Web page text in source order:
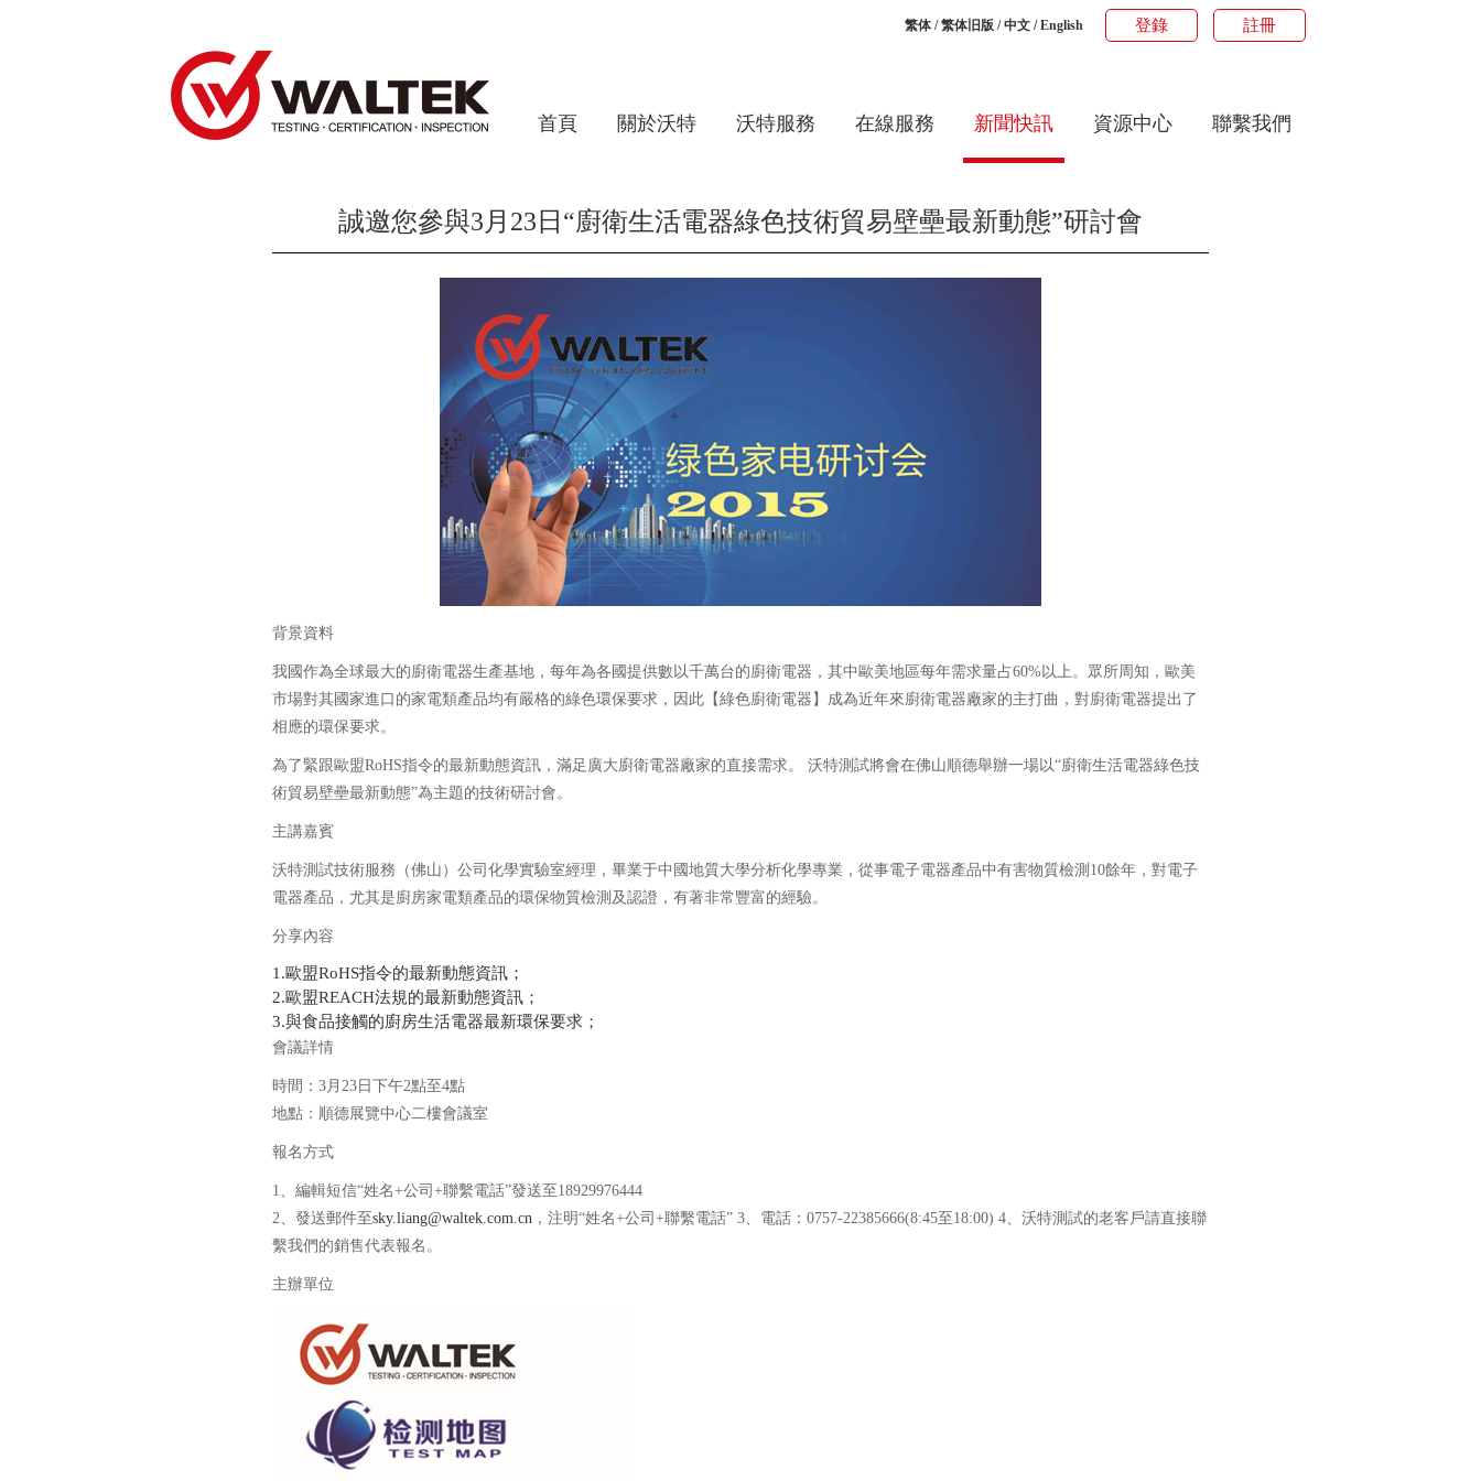
登錄 註冊
繁体/繁体旧版/中文/English
首頁 關於沃特 沃特服務 在線服務 新聞快訊 資源中心 聯繫我們
誠邀您參與3月23日“廚衛生活電器綠色技術貿易壁壘最新動態”研討會
背景資料
我國作為全球最大的廚衛電器生產基地，每年為各國提供數以千萬台的廚衛電器，其中歐美地區每年需求量占60%以上。眾所周知，歐美
市場對其國家進口的家電類產品均有嚴格的綠色環保要求，因此【綠色廚衛電器】成為近年來廚衛電器廠家的主打曲，對廚衛電器提出了
相應的環保要求。
為了緊跟歐盟RoHS指令的最新動態資訊，滿足廣大廚衛電器廠家的直接需求。 沃特測試將會在佛山順德舉辦一場以“廚衛生活電器綠色技
術貿易壁壘最新動態”為主題的技術研討會。
主講嘉賓
沃特測試技術服務（佛山）公司化學實驗室經理，畢業于中國地質大學分析化學專業，從事電子電器產品中有害物質檢測10餘年，對電子
電器產品，尤其是廚房家電類產品的環保物質檢測及認證，有著非常豐富的經驗。
分享內容
1.歐盟RoHS指令的最新動態資訊；
2.歐盟REACH法規的最新動態資訊；
3.與食品接觸的廚房生活電器最新環保要求；
會議詳情
時間：3月23日下午2點至4點
地點：順德展覽中心二樓會議室
報名方式
1、編輯短信“姓名+公司+聯繫電話”發送至18929976444
2、發送郵件至sky.liang@waltek.com.cn ，注明“姓名+公司+聯繫電話” 3、電話：0757-22385666(8:45至18:00) 4、沃特測試的老客戶請直接聯
繫我們的銷售代表報名。
主辦單位